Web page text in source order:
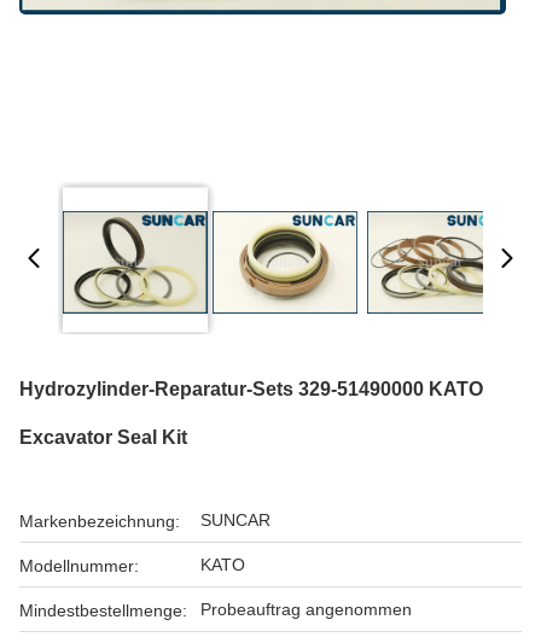
Hydrozylinder-Reparatur-Sets 329-51490000 KATO
Excavator Seal Kit
Markenbezeichnung: SUNCAR
Modellnummer: KATO
Mindestbestellmenge: Probeauftrag angenommen